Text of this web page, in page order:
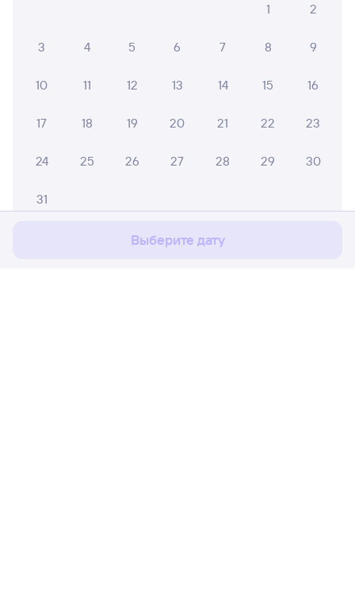
с сайтом.
1
2
3 4 5 6 7 8 9
10 11 12 13 14 15 16
17 18 19 20 21 22 23
24 25 26 27 28 29 30
31
Выберите дату